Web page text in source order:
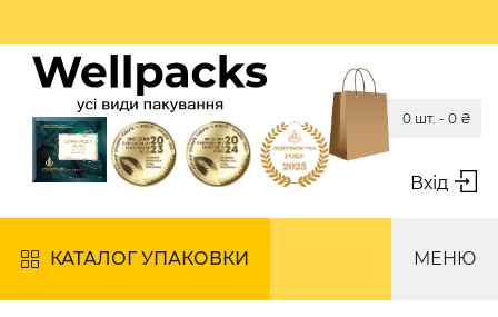
Вхід
0 шт. - 0 ₴
КАТАЛОГ УПАКОВКИ МЕНЮ